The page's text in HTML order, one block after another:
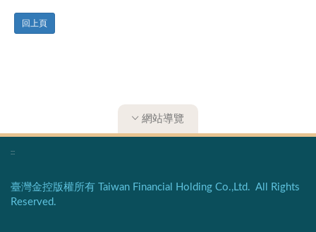
回上頁
網站導覽
:::
臺灣金控版權所有 Taiwan Financial Holding Co.,Ltd. All Rights
Reserved.